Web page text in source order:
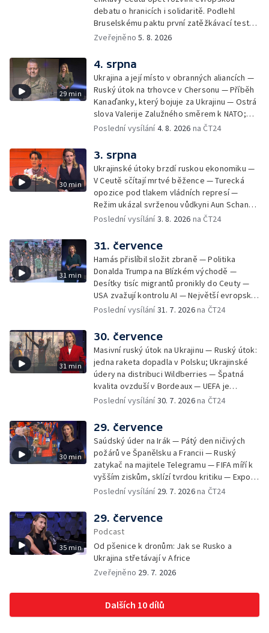
debatu o hranicích i solidaritě. Podlehl
Bruselskému paktu první zatěžkávací test,
nebo Španělsko situaci zvládlo? Analytik
zahraniční redakce ČT24 Za horizont
rozkrývá zákulisní spory mezi Madridem a
Římem, politickou instrumentaci migrace ze
strany sousedních států i fakt, proč jsou
volání po uzavření Schengenu spíše
vzkazem domácím voličům než reálným
řešením. Moderuje Barbora Maxová
Zveřejněno5. 8. 2026
29 min
4. srpna
Ukrajina a její místo v obranných aliancích —
Ruský útok na trhovce v Chersonu — Příběh
Kanaďanky, který bojuje za Ukrajinu — Ostrá
slova Valerije Zalužného směrem k NATO;
Situace v Chersonu — Pětadvacet
židle pod ředitelem FIFA — Itálie se chystá
na návrat jaderné energetiky
Poslední vysílání4. 8. 2026 na ČT24
30 min
3. srpna
Ukrajinské útoky brzdí ruskou ekonomiku —
V Ceutě sčítají mrtvé běžence — Turecká
opozice pod tlakem vládních represí —
Režim ukázal svrženou vůdkyni Aun Schan
Su Ťij — Evropu sužují požáry — Na Borneu
Poslední vysílání3. 8. 2026 na ČT24
31 min
31. července
Hamás přislíbil složit zbraně — Politika
Donalda Trumpa na Blízkém východě —
Desítky tisíc migrantů pronikly do Ceuty —
USA zvažují kontrolu AI — Největší evropské
toky vysychají
Poslední vysílání31. 7. 2026na ČT24
31 min
30. července
Masivní ruský útok na Ukrajinu — Ruský útok:
jedna raketa dopadla v Polsku; Ukrajinské
údery na distribuci Wildberries — Špatná
kvalita ovzduší v Bordeaux — UEFA je
připravená bojkotovat MS ve fotbale —
— Republikáni tvrdí, že Fauci pohrdá
Kongresem — Největší socha Panny Marie v
Evropě
Poslední vysílání30. 7. 2026na ČT24
30 min
29. července
Saúdský úder na Irák — Pátý den ničivých
požárů ve Španělsku a Francii — Ruský
zatykač na majitele Telegramu — FIFA míří k
vyšším ziskům, sklízí tvrdou kritiku — Export
ukrajinského obilí ohrožovaný Ruskem —
trochu jiná lanovka
Poslední vysílání 29. 7. 2026na ČT24
35 min
29. července
Podcast
Od pšenice k dronům: Jak se Rusko a
Ukrajina střetávají v Africe
Zveřejněno 29. 7. 2026
Dalších 10 dílů